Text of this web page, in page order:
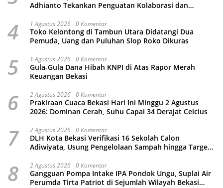
Adhianto Tekankan Penguatan Kolaborasi dan
4 1 Agustus 2026 0 Komentar
Toko Kelontong di Tambun Utara Didatangi Dua
Pemuda, Uang dan Puluhan Slop Roko Dikuras
5 1 Agustus 2026 0 Komentar
Gula-Gula Dana Hibah KNPI di Atas Rapor Merah
Keuangan Bekasi
6 2 Agustus 2026 0 Komentar
Prakiraan Cuaca Bekasi Hari Ini Minggu 2 Agustus
2026: Dominan Cerah, Suhu Capai 34 Derajat Celcius
7 2 Agustus 2026 0 Komentar
DLH Kota Bekasi Verifikasi 16 Sekolah Calon
Adiwiyata, Usung Pengelolaan Sampah hingga Target
8 2 Agustus 2026 0 Komentar
Gangguan Pompa Intake IPA Pondok Ungu, Suplai Air
Perumda Tirta Patriot di Sejumlah Wilayah Bekasi